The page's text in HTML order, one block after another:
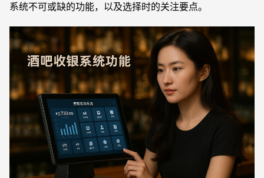
系统不可或缺的功能，以及选择时的关注要点。